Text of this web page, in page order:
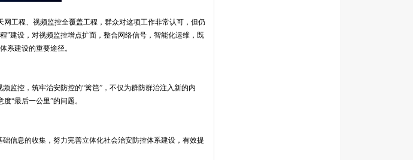
工程、视频监控全覆盖工程，群众对这项工作非常认可，但仍
”建设，对视频监控增点扩面，整合网络信号，智能化运维，既
系建设的重要途径。
监控，筑牢治安防控的“篱笆”，不仅为群防群治注入新的内
“最后一公里”的问题。
信息的收集，努力完善立体化社会治安防控体系建设，有效提